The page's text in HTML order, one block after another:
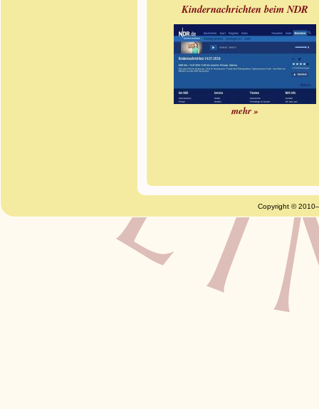
Kindernachrichten beim NDR
mehr »
Copyright ©